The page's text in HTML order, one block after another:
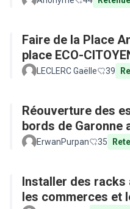
Faire de la Place
place ECO-
LECLERC Gaëlle 39
Réouverture des
bords de Garonne
ErwanPurpan 35
Installer des racks
les commerces et